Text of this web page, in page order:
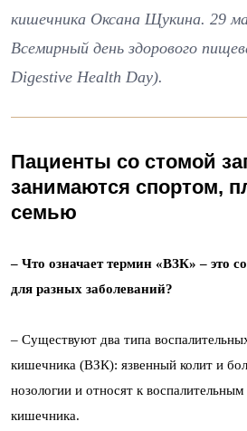
кишечника Оксана Щукина. 29
Всемирный день здорового
Digestive Health Day).
Пациенты со стомой
занимаются спортом,
семью
– Что означает термин «ВЗК» – это
для разных заболеваний?
– Существуют два типа
кишечника (ВЗК): язвенный колит и
нозологии и относят к
кишечника.